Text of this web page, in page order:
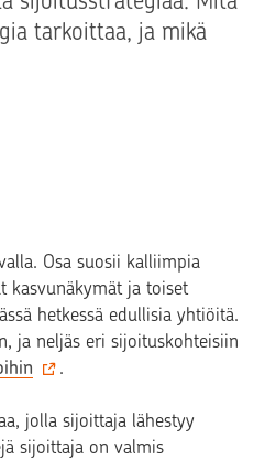
tarkoittaa, ja mikä
Osa suosii kalliimpia
kasvunäkymät ja toiset
hetkessä edullisia yhtiöitä.
ja neljäs eri sijoituskohteisiin
.
jolla sijoittaja lähestyy
sijoittaja on valmis